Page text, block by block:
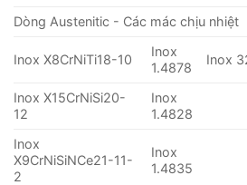
Dòng Austenitic - Các mác chịu nhiệt
Inox X8CrNiTi18-10
Inox
1.4878
Inox
Inox X15CrNiSi20-
12
Inox
1.4828
Inox
X9CrNiSiNCe21-11-
2
Inox
1.4835